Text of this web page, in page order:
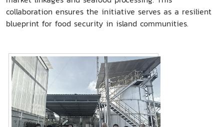
collaboration ensures the initiative serves as a resilient
blueprint for food security in island communities.